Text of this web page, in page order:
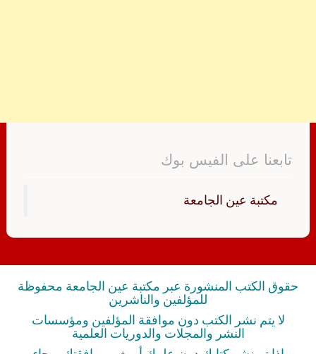
تابعنا على الفيس بوك
‏مكتبة عين الجامعة‏
حقوق الكتب المنشورة عبر مكتبة عين الجامعة محفوظة
للمؤلفين والناشرين
لا يتم نشر الكتب دون موافقة المؤلفين ومؤسسات
النشر والمجلات والدوريات العلمية